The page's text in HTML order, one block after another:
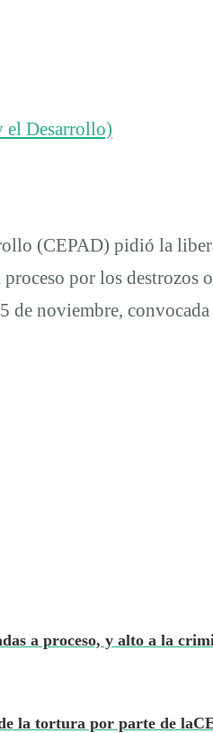
el Desarrollo)
(CEPAD) pidió la
por los destrozos
de noviembre,
a proceso, y alto a la
la tortura por parte de